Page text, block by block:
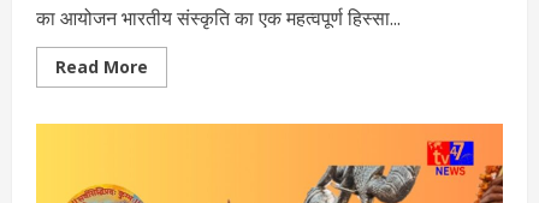
का आयोजन भारतीय संस्कृति का एक महत्वपूर्ण हिस्सा...
Read More
more